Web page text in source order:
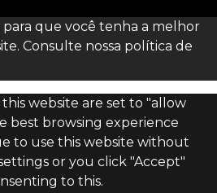
para que você tenha a melhor
Consulte nossa política de
website are set to "allow
best browsing experience
to use this website without
or you click "Accept"
to this.